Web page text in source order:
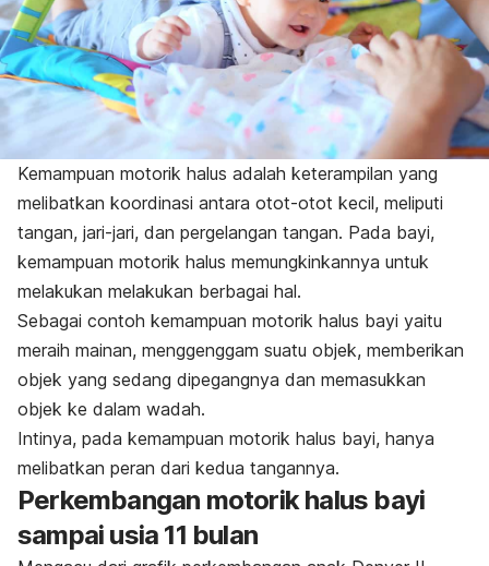
Kemampuan motorik halus adalah keterampilan yang
melibatkan koordinasi antara otot-otot kecil, meliputi
tangan, jari-jari, dan pergelangan tangan. Pada bayi,
kemampuan motorik halus memungkinkannya untuk
melakukan melakukan berbagai hal.
Sebagai contoh kemampuan motorik halus bayi yaitu
meraih mainan, menggenggam suatu objek, memberikan
objek yang sedang dipegangnya dan memasukkan
objek ke dalam wadah.
Intinya, pada kemampuan motorik halus bayi, hanya
melibatkan peran dari kedua tangannya.
Perkembangan motorik halus bayi
sampai usia 11 bulan